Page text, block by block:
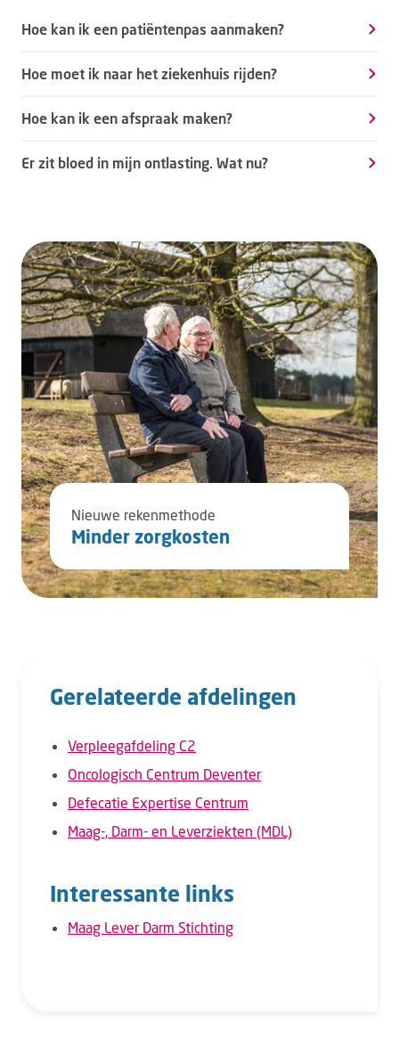
Hoe kan ik een patiëntenpas aanmaken?
Hoe moet ik naar het ziekenhuis rijden?
Hoe kan ik een afspraak maken?
Er zit bloed in mijn ontlasting. Wat nu?
Nieuwe rekenmethode
Minder zorgkosten
Gerelateerde afdelingen
Verpleegafdeling C2
Oncologisch Centrum Deventer
Defecatie Expertise Centrum
Maag-, Darm- en Leverziekten (MDL)
Interessante links
Maag Lever Darm Stichting